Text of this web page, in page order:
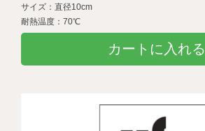
サイズ：直径10cm
耐熱温度：70℃
カートに入れる